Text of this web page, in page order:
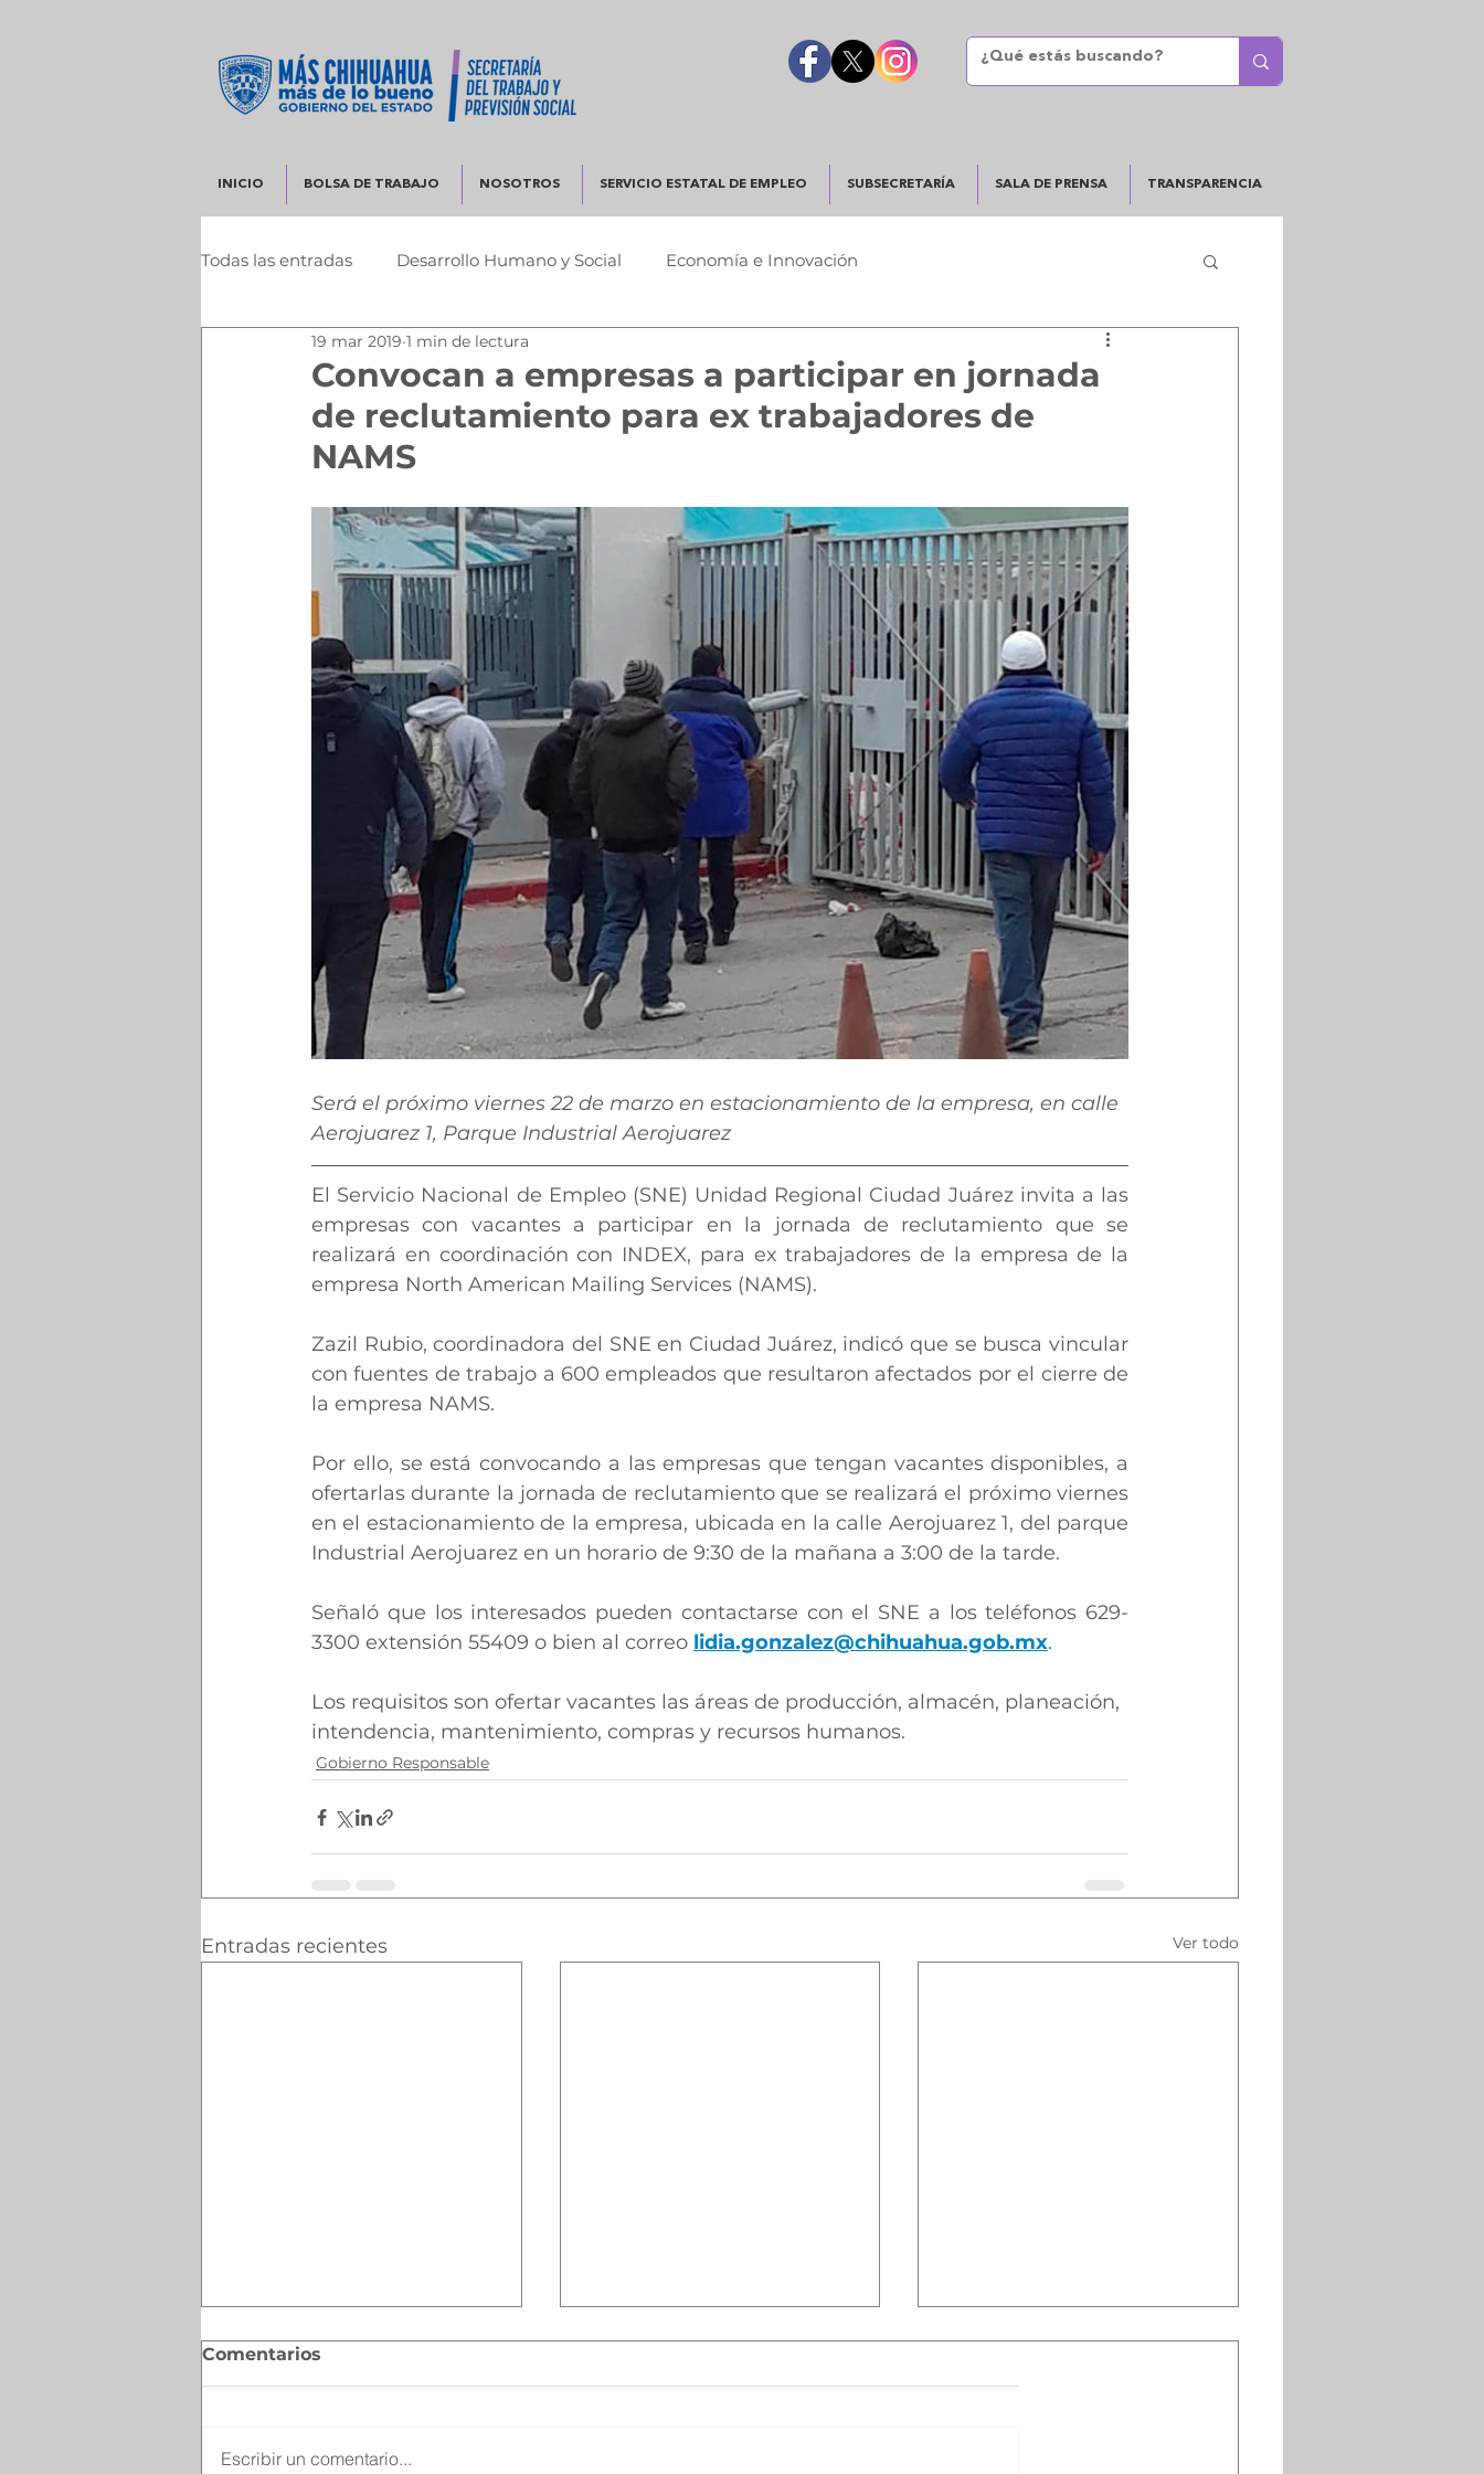
INICIO BOLSA DE TRABAJO NOSOTROS SERVICIO ESTATAL DE EMPLEO SUBSECRETARÍA SALA DE PRENSA TRANSPARENCIA
Todas las entradas Desarrollo Humano y Social Economía e Innovación
Infraestructura y Desarrollo Urbano
Convocan a empresas a participar en jornada
de reclutamiento para ex trabajadores de
NAMS
19 mar 2019 1 min de lectura
Será el próximo viernes 22 de marzo en estacionamiento de la empresa, en calle
Aerojuarez 1, Parque Industrial Aerojuarez
El Servicio Nacional de Empleo (SNE) Unidad Regional Ciudad Juárez invita a las
empresas con vacantes a participar en la jornada de reclutamiento que se
realizará en coordinación con INDEX, para ex trabajadores de la empresa de la
empresa North American Mailing Services (NAMS).
Zazil Rubio, coordinadora del SNE en Ciudad Juárez, indicó que se busca vincular
con fuentes de trabajo a 600 empleados que resultaron afectados por el cierre de
la empresa NAMS.
Por ello, se está convocando a las empresas que tengan vacantes disponibles, a
ofertarlas durante la jornada de reclutamiento que se realizará el próximo viernes
en el estacionamiento de la empresa, ubicada en la calle Aerojuarez 1, del parque
Industrial Aerojuarez en un horario de 9:30 de la mañana a 3:00 de la tarde.
Señaló que los interesados pueden contactarse con el SNE a los teléfonos 629-
3300 extensión 55409 o bien al correo lidia.gonzalez@chihuahua.gob.mx.
Los requisitos son ofertar vacantes las áreas de producción, almacén, planeación,
intendencia, mantenimiento, compras y recursos humanos.
Gobierno Responsable
Entradas recientes Ver todo
Comentarios
Escribir un comentario...